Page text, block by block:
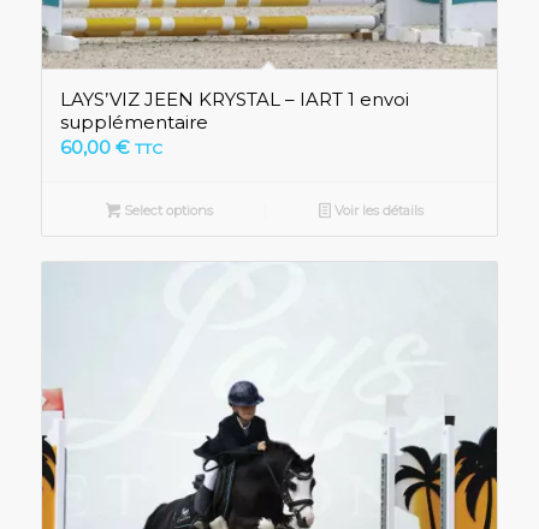
LAYS’VIZ JEEN KRYSTAL – IART 1 envoi
supplémentaire
60,00 € TTC
Select options Voir les détails